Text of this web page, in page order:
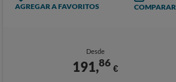
AGREGAR A FAVORITOS COMPARAR
Desde
191,86 €